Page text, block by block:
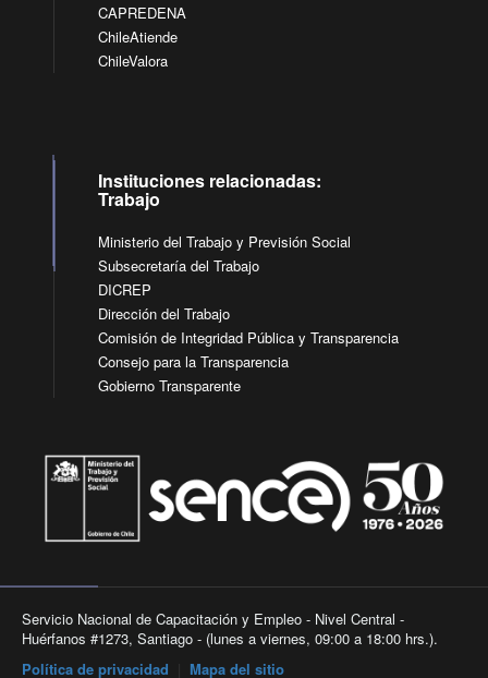
CAPREDENA
ChileAtiende
ChileValora
Instituciones relacionadas:
Trabajo
Ministerio del Trabajo y Previsión Social
Subsecretaría del Trabajo
DICREP
Dirección del Trabajo
Comisión de Integridad Pública y Transparencia
Consejo para la Transparencia
Gobierno Transparente
Servicio Nacional de Capacitación y Empleo - Nivel Central -
Huérfanos #1273, Santiago - (lunes a viernes, 09:00 a 18:00 hrs.).
Política de privacidad
Mapa del sitio